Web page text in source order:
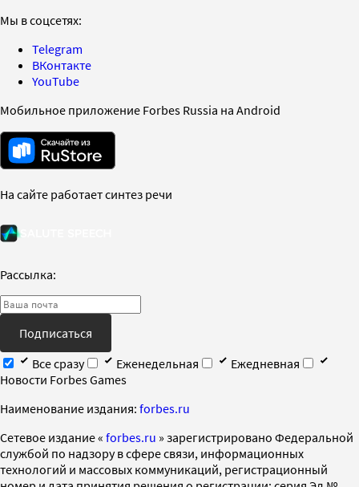
Мы в соцсетях:
Telegram
ВКонтакте
YouTube
Мобильное приложение Forbes Russia на Android
На сайте работает синтез речи
Рассылка:
Подписаться
Все сразу
Еженедельная
Ежедневная
Новости Forbes Games
Наименование издания: forbes.ru
Cетевое издание « forbes.ru » зарегистрировано Федеральной
службой по надзору в сфере связи, информационных
технологий и массовых коммуникаций, регистрационный